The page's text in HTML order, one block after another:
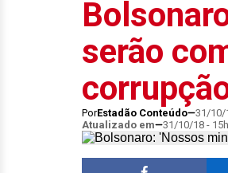
serão
PorEstadão Conteúdo 31/10/
Atualizado em
31/10/18 -